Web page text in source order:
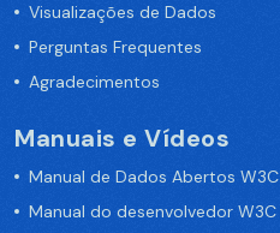
Visualizações de Dados
Perguntas Frequentes
Agradecimentos
Manuais e Vídeos
Manual de Dados Abertos W3C
Manual do desenvolvedor W3C